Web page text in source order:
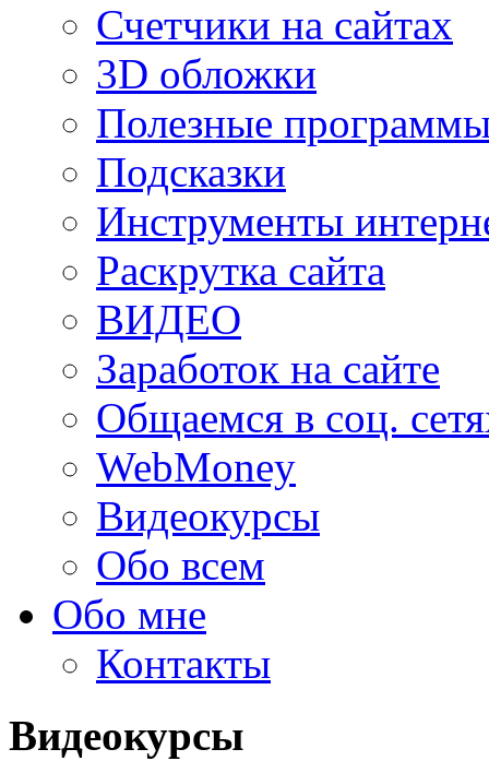
Счетчики на сайтах
3D обложки
Полезные
Подсказки
Инструменты
Раскрутка сайта
ВИДЕО
Заработок на сайте
Общаемся в соц.
WebMoney
Видеокурсы
Обо всем
Обо мне
Контакты
Видеокурсы